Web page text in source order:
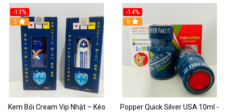
-13%
5
Kem Bôi Cream Vip Nhật – Kéo
-14%
5
Popper Quick Silver USA 10ml -